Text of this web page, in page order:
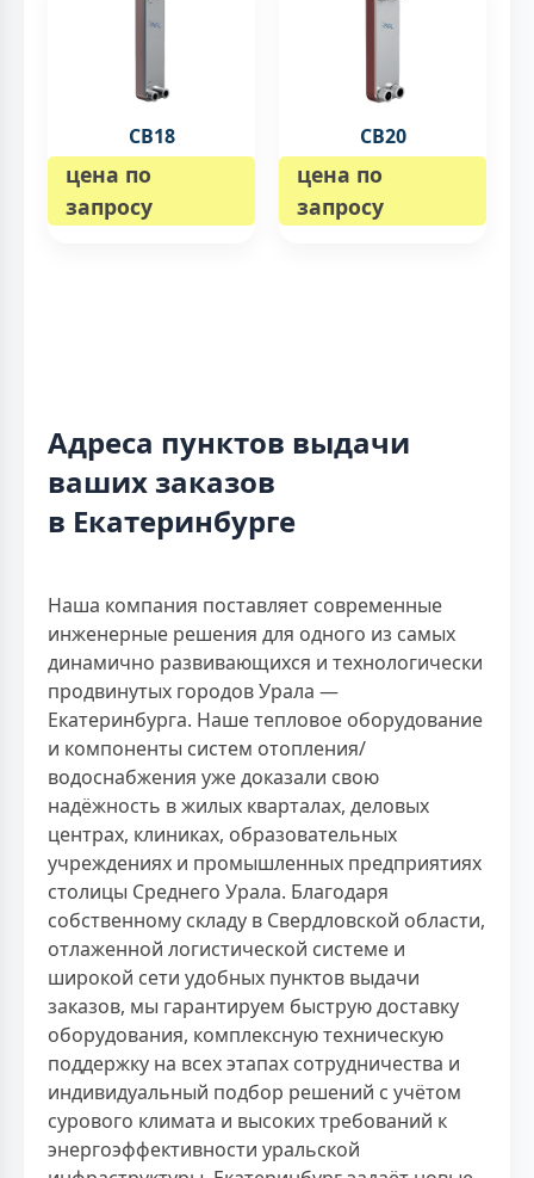
CB18
цена по
запросу
CB20
цена по
запросу
Адреса пунктов выдачи
ваших заказов
в Екатеринбурге
Наша компания поставляет современные
инженерные решения для одного из самых
динамично развивающихся и технологически
продвинутых городов Урала —
Екатеринбурга. Наше тепловое оборудование
и компоненты систем отопления/
водоснабжения уже доказали свою
надёжность в жилых кварталах, деловых
центрах, клиниках, образовательных
учреждениях и промышленных предприятиях
столицы Среднего Урала. Благодаря
собственному складу в Свердловской области,
отлаженной логистической системе и
широкой сети удобных пунктов выдачи
заказов, мы гарантируем быструю доставку
оборудования, комплексную техническую
поддержку на всех этапах сотрудничества и
индивидуальный подбор решений с учётом
сурового климата и высоких требований к
энергоэффективности уральской